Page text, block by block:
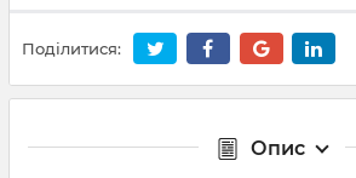
Поділитися:
Опис